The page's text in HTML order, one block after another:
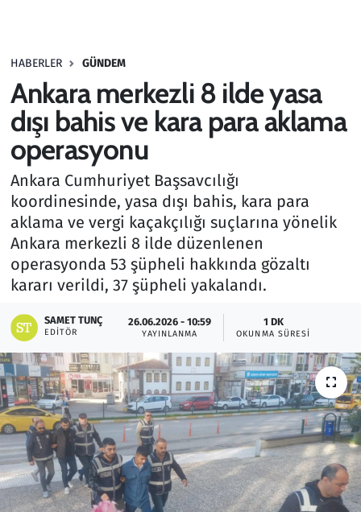
HABERLER GÜNDEM
Ankara merkezli 8 ilde yasa
dışı bahis ve kara para aklama
operasyonu
Ankara Cumhuriyet Başsavcılığı
koordinesinde, yasa dışı bahis, kara para
aklama ve vergi kaçakçılığı suçlarına yönelik
Ankara merkezli 8 ilde düzenlenen
operasyonda 53 şüpheli hakkında gözaltı
kararı verildi, 37 şüpheli yakalandı.
SAMET TUNÇ
EDITÖR
26.06.2026 - 10:59
YAYINLANMA
1 DK
OKUNMA SÜRESI
Haber
Kültür Sanat
Kurumsal Haberler
Lezzet Durağı
Memur ve Kamu
Otomobil
Oyun
Ramazan
Resmi İlanlar
Rüya Tabirleri
Sağlık